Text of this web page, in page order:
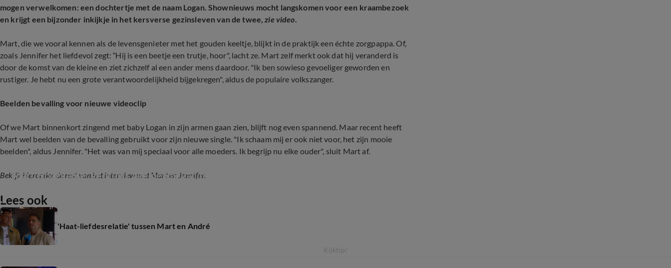
mogen verwelkomen: een dochtertje met de naam Logan. Shownieuws mocht langskomen voor een kraambezoek
en krijgt een bijzonder inkijkje in het kersverse gezinsleven van de twee,zie video.
Mart, die we vooral kennen als de levensgenieter met het gouden keeltje, blijkt in de praktijk een échte zorgpappa. Of,
zoals Jennifer het liefdevol zegt: “Hij is een beetje een trutje, hoor", lacht ze. Mart zelf merkt ook dat hij veranderd is
door de komst van de kleine en ziet zichzelf al een ander mens daardoor. "Ik ben sowieso gevoeliger geworden en
rustiger. Je hebt nu een grote verantwoordelijkheid bijgekregen", aldus de populaire volkszanger.
Beelden bevalling voor nieuwe videoclip
Of we Mart binnenkort zingend met baby Logan in zijn armen gaan zien, blijft nog even spannend. Maar recent heeft
Mart wel beelden van de bevalling gebruikt voor zijn nieuwe single. "Ik schaam mij er ook niet voor, het zijn mooie
beelden", aldus Jennifer. "Het was van mij speciaal voor alle moeders. Ik begrijp nu elke ouder", sluit Mart af.
Bekijk hieronder de rest van het interview met Mart en Jennifer.
0:55
Mart Hoogkamer gebruikt beelden bevalling voor videoclip
Lees ook
'Haat-liefdesrelatie' tussen Mart en André
Kijktip!